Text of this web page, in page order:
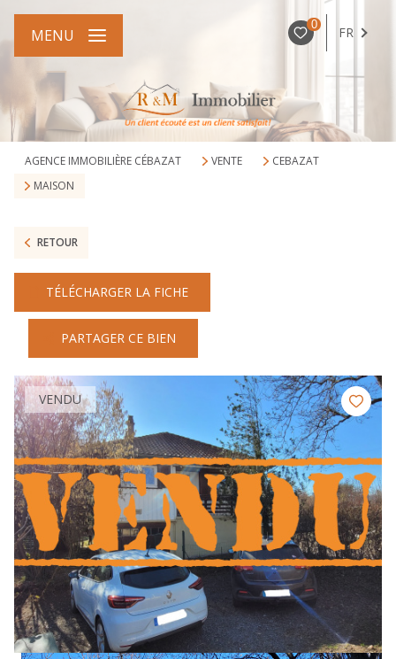
0 FR
MENU
AGENCE IMMOBILIÈRE CÉBAZAT VENTE
CEBAZAT
MAISON
RETOUR
TÉLÉCHARGER LA FICHE
PARTAGER CE BIEN
VENDU